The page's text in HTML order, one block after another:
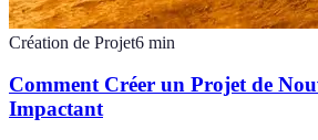
Création de Projet6 min
Comment Créer un Projet de
Impactant